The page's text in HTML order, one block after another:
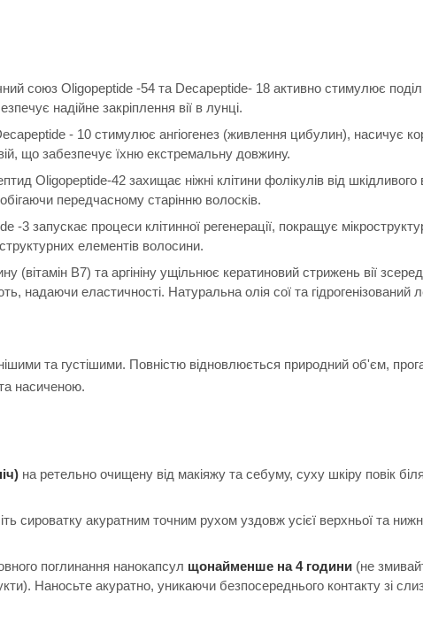
союз Oligopeptide -54 та Decapeptide- 18 активно стимулює поділ
надійне закріплення вії в лунці.
- 10 стимулює ангіогенез (живлення цибулин), насичує
що забезпечує їхню екстремальну довжину.
Oligopeptide-42 захищає ніжні клітини фолікулів від шкідливого
передчасному старінню волосків.
-3 запускає процеси клітинної регенерації, покращує
елементів волосини.
(вітамін B7) та аргініну ущільнює кератиновий стрижень вії
надаючи еластичності. Натуральна олія сої та гідрогенізований
та густішими. Повністю відновлюється природний об'єм,
насиченою.
на ретельно очищену від макіяжу та себуму, суху шкіру повік
сироватку акуратним точним рухом уздовж усієї верхньої та
поглинання нанокапсул щонайменше на 4 години (не
Наносьте акуратно, уникаючи безпосереднього контакту зі